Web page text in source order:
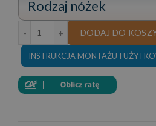
Rodzaj nóżek
ilość NAROŻNIK SKÓRA
DODAJ DO
INSTRUKCJA MONTAŻU I